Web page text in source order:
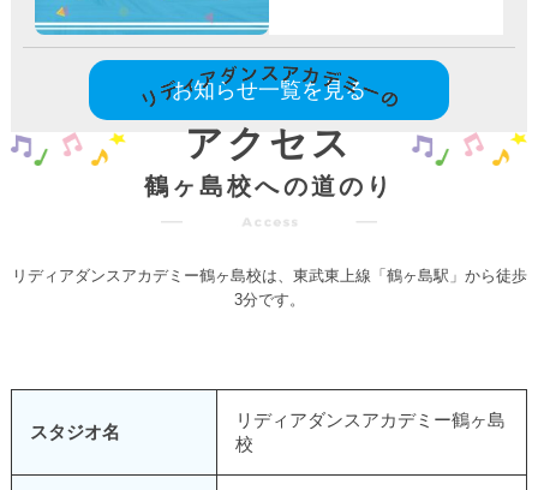
お知らせ一覧を見る
アクセス
鶴ヶ島校への道のり
リディアダンスアカデミー鶴ヶ島校は、東武東上線「鶴ヶ島駅」から徒歩
3分です。
スタジオ名
リディアダンスアカデミー鶴ヶ島
校